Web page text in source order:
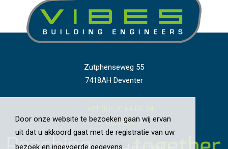
Door onze website te bezoeken gaan wij ervan
uit dat u akkoord gaat met de registratie van uw
bezoek en ingevoerde gegevens.
Zutphenseweg 55
7418AH Deventer
info@vibes.nl